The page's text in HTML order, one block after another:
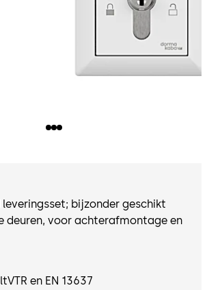
bijzonder geschikt
deuren, voor achterafmontage en
en EN 13637